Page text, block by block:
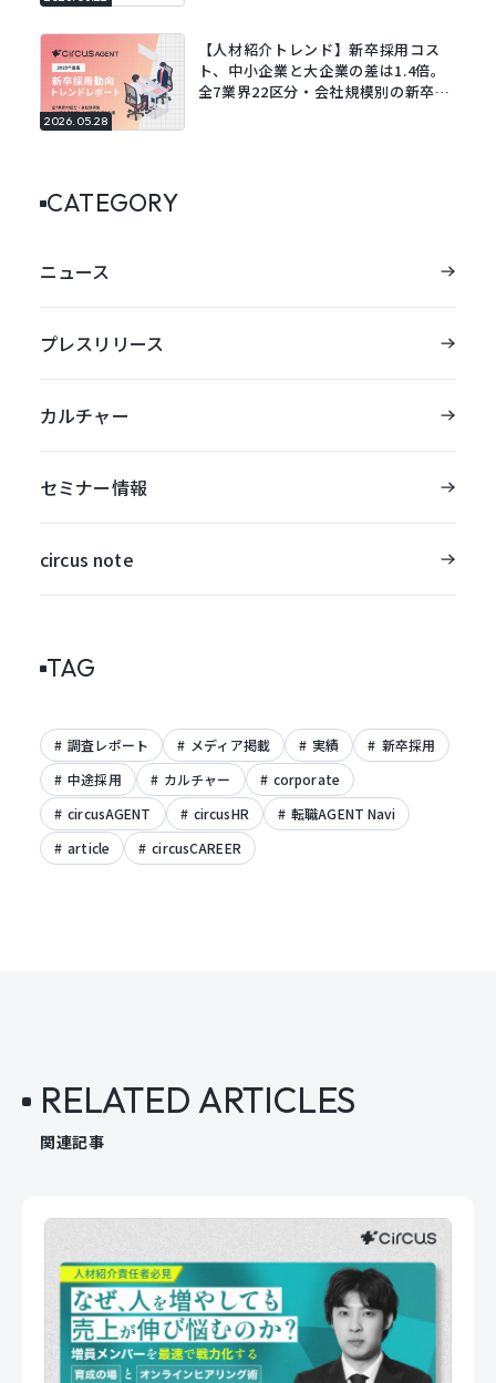
2026.05.28
【人材紹介トレンド】新卒採用コス
ト、中小企業と大企業の差は1.4倍。
全7業界22区分・会社規模別の新卒採
CATEGORY
ニュース
プレスリリース
カルチャー
セミナー情報
circus note
TAG
調査レポート メディア掲載 実績
新卒採用
中途採用
カルチャー
corporate
circusAGENT
circusHR
転職AGENT Navi
article
circusCAREER
RELATED ARTICLES
関連記事